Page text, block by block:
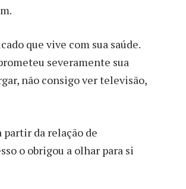
que vive com sua saúde.
severamente sua
não consigo ver televisão,
da relação de
o obrigou a olhar para si